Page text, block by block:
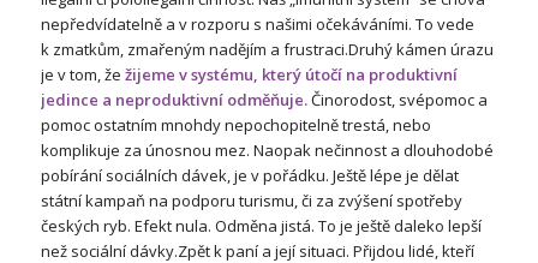
nepředvídatelně a v rozporu s našimi očekáváními. To vede
k zmatkům, zmařeným nadějím a frustraci.Druhý kámen úrazu
je v tom, že žijeme v systému, který útočí na produktivní
jedince a neproduktivní odměňuje.Činorodost, svépomoc a
pomoc ostatním mnohdy nepochopitelně trestá, nebo
komplikuje za únosnou mez. Naopak nečinnost a dlouhodobé
pobírání sociálních dávek, je v pořádku. Ještě lépe je dělat
státní kampaň na podporu turismu, či za zvýšení spotřeby
českých ryb. Efekt nula. Odměna jistá. To je ještě daleko lepší
než sociální dávky.Zpět k paní a její situaci. Přijdou lidé, kteří